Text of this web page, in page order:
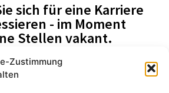
Zustimmung
sich für eine Karriere
- im Moment
Stellen vakant.
KONTAKT